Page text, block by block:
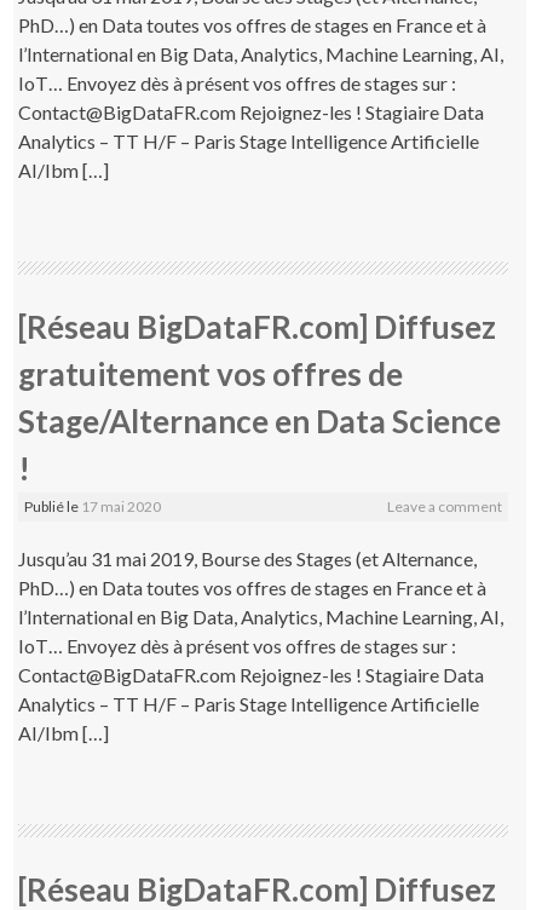
PhD…) en Data toutes vos offres de stages en France et à
l’International en Big Data, Analytics, Machine Learning, AI,
IoT… Envoyez dès à présent vos offres de stages sur :
Contact@BigDataFR.com Rejoignez-les ! Stagiaire Data
Analytics – TT H/F – Paris Stage Intelligence Artificielle
AI/Ibm […]
[Réseau BigDataFR.com] Diffusez
gratuitement vos offres de
Stage/Alternance en Data Science
!
Publié le 17 mai 2020 Leave a comment
Jusqu’au 31 mai 2019, Bourse des Stages (et Alternance,
PhD…) en Data toutes vos offres de stages en France et à
l’International en Big Data, Analytics, Machine Learning, AI,
IoT… Envoyez dès à présent vos offres de stages sur :
Contact@BigDataFR.com Rejoignez-les ! Stagiaire Data
Analytics – TT H/F – Paris Stage Intelligence Artificielle
AI/Ibm […]
[Réseau BigDataFR.com] Diffusez